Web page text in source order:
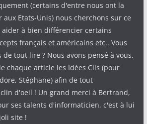
(certains d'entre nous ont la
Etats-Unis) nous cherchons sur ce
à bien différencier certains
français et américains etc.. Vous
de tout lire ? Nous avons pensé à vous,
chaque article les Idées Clis (pour
Stéphane) afin de tout
d'oeil ! Un grand merci à Bertrand,
ses talents d'informaticien, c'est à lui
site !